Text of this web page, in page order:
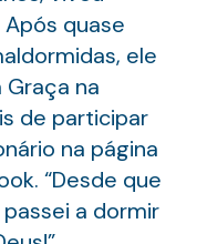
quase
ele
na
de participar
na página
“Desde que
a dormir